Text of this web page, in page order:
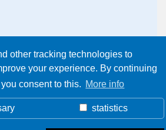
other tracking technologies to
your experience. By continuing
consent to this. More info
statistics